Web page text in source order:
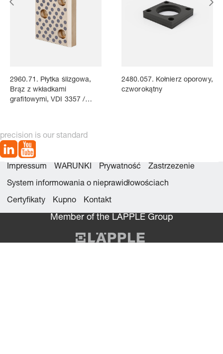
2960.71. Płytka ślizgowa,
Brąz z wkładkami
grafitowymi, VDI 3357 /
2480.057. Kołnierz oporowy,
czworokątny
precision is our standard
Impressum WARUNKI Prywatność Zastrzezenie
System informowania o nieprawidłowościach
Certyfikaty Kupno Kontakt
Member of the LÄPPLE Group